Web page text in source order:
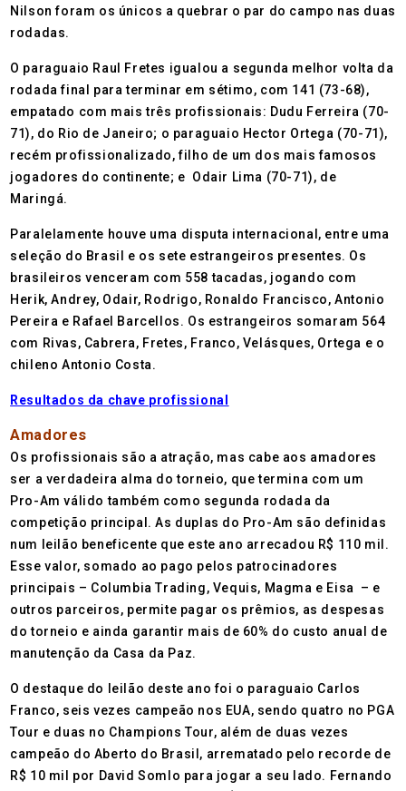
Nilson foram os únicos a quebrar o par do campo nas duas
rodadas.
O paraguaio Raul Fretes igualou a segunda melhor volta da
rodada final para terminar em sétimo, com 141 (73-68),
empatado com mais três profissionais: Dudu Ferreira (70-
71), do Rio de Janeiro; o paraguaio Hector Ortega (70-71),
recém profissionalizado, filho de um dos mais famosos
jogadores do continente; e Odair Lima (70-71), de
Maringá.
Paralelamente houve uma disputa internacional, entre uma
seleção do Brasil e os sete estrangeiros presentes. Os
brasileiros venceram com 558 tacadas, jogando com
Herik, Andrey, Odair, Rodrigo, Ronaldo Francisco, Antonio
Pereira e Rafael Barcellos. Os estrangeiros somaram 564
com Rivas, Cabrera, Fretes, Franco, Velásques, Ortega e o
chileno Antonio Costa.
Resultados da chave profissional
Amadores
Os profissionais são a atração, mas cabe aos amadores
ser a verdadeira alma do torneio, que termina com um
Pro-Am válido também como segunda rodada da
competição principal. As duplas do Pro-Am são definidas
num leilão beneficente que este ano arrecadou R$ 110 mil.
Esse valor, somado ao pago pelos patrocinadores
principais – Columbia Trading, Vequis, Magma e Eisa – e
outros parceiros, permite pagar os prêmios, as despesas
do torneio e ainda garantir mais de 60% do custo anual de
manutenção da Casa da Paz.
O destaque do leilão deste ano foi o paraguaio Carlos
Franco, seis vezes campeão nos EUA, sendo quatro no PGA
Tour e duas no Champions Tour, além de duas vezes
campeão do Aberto do Brasil, arrematado pelo recorde de
R$ 10 mil por David Somlo para jogar a seu lado. Fernando